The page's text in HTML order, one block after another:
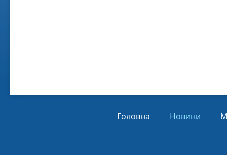
Головна Новини